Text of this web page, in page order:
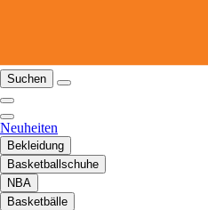
Suchen
Neuheiten
Bekleidung
Basketballschuhe
NBA
Basketbälle